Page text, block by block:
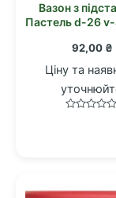
Вазон з
Пастель d-26
92,00 ₴
Ціну та